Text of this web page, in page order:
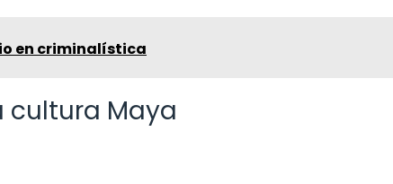
en criminalística
cultura Maya